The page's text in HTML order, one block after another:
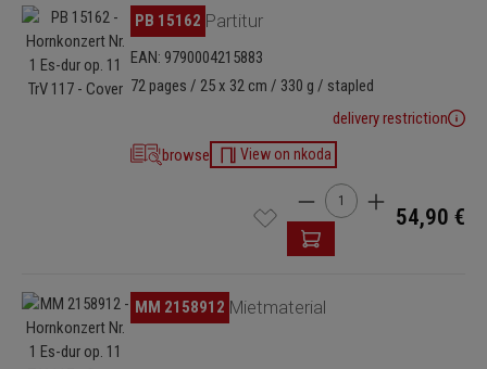
Konzert „sichtlich mit großem Eifer und Interesse selbst dirigiert
habe.“
Herausgeber Peter Damm, ehemaliger Solohornist der
Sächsischen Staatskapelle Dresden und Solist von Weltrang, hat
das Konzert nicht nur über 170-mal selbst öffentlich aufgeführt,
Publikationen zu seiner Entstehungsgeschichte vorgelegt, die nun
in die erste Urtextausgabe dieses Werkes einfließen. Das Vorwort
reichert der Herausgeber außerdem um einige
Klavierauszug und Studien-Edition sind passend zu dieser Ausgabe
im G. Henle Verlag, München, erschienen.
Skip image gallery PB 15162 Partitur
EAN: 9790004215883
72 pages / 25 x 32 cm / 330 g / stapled
delivery restriction
browse
View on nkoda
Product Quantity:
54,90 €
Skip image gallery MM 2158912 Mietmaterial